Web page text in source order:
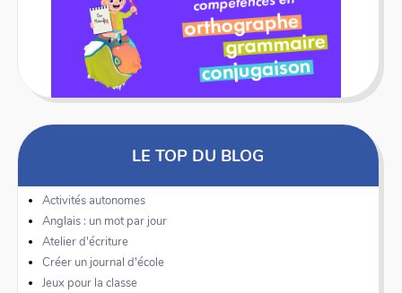
LE TOP DU BLOG
Activités autonomes
Anglais : un mot par jour
Atelier d'écriture
Créer un journal d'école
Jeux pour la classe